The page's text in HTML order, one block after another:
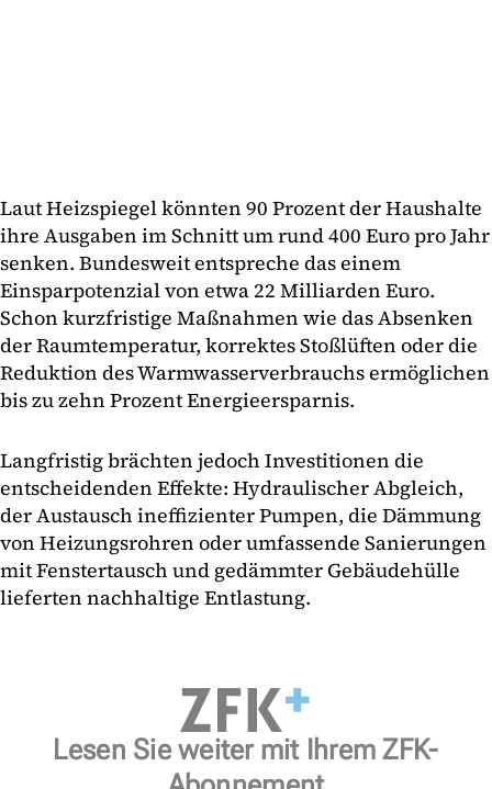
Laut Heizspiegel könnten 90 Prozent der Haushalte
ihre Ausgaben im Schnitt um rund 400 Euro pro Jahr
senken. Bundesweit entspreche das einem
Einsparpotenzial von etwa 22 Milliarden Euro.
Schon kurzfristige Maßnahmen wie das Absenken
der Raumtemperatur, korrektes Stoßlüften oder die
Reduktion des Warmwasserverbrauchs ermöglichen
bis zu zehn Prozent Energieersparnis.
Langfristig brächten jedoch Investitionen die
entscheidenden Effekte: Hydraulischer Abgleich,
der Austausch ineffizienter Pumpen, die Dämmung
von Heizungsrohren oder umfassende Sanierungen
mit Fenstertausch und gedämmter Gebäudehülle
lieferten nachhaltige Entlastung.
Lesen Sie weiter mit Ihrem ZFK-